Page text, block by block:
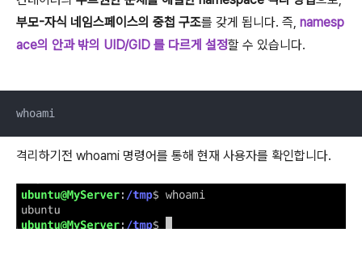
부모-자식 네임스페이스의 중첩 구조를 갖게 됩니다. 즉, namesp
ace의 안과 밖의 UID/GID 를 다르게 설정할 수 있습니다.
whoami
격리하기전 whoami 명령어를 통해 현재 사용자를 확인합니다.